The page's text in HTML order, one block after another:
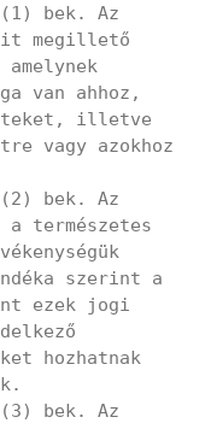
bek. Az
megillető
van ahhoz,
illetve
vagy azokhoz
bek. Az
természetes
szerint a
ezek jogi
hozhatnak
bek. Az